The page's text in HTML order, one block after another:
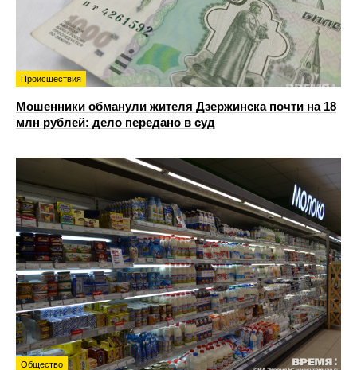
Происшествия
Мошенники обманули жителя Дзержинска почти на 18
млн рублей: дело передано в суд
Общество